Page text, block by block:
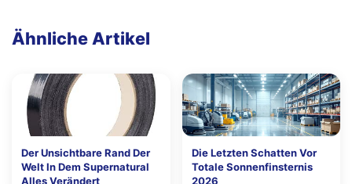
Ähnliche Artikel
Der Unsichtbare Rand Der
Welt In Dem Supernatural
Alles Verändert
Die Letzten Schatten Vor
Totale Sonnenfinsternis
2026